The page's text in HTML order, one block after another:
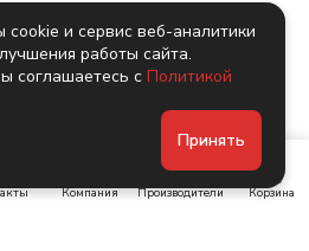
Компания Производители Корзина
и сервис веб-аналитики
работы сайта.
соглашаетесь с Политикой
Принять